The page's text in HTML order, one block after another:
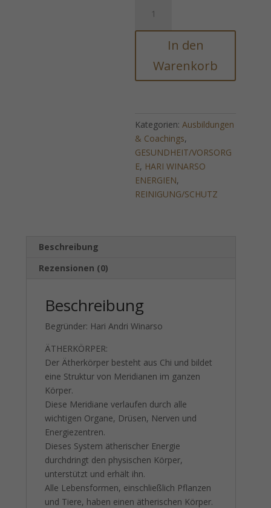
KÖRPERHEILUNG
(Feinstoffliche
In den
Warenkorb
Kategorien:Ausbildungen
& Coachings,
GESUNDHEIT/VORSORG
E, HARI WINARSO
ENERGIEN,
REINIGUNG/SCHUTZ
Beschreibung
Rezensionen (0)
Beschreibung
Begründer: Hari Andri Winarso
ÄTHERKÖRPER:
Der Ätherkörper besteht aus Chi und bildet
eine Struktur von Meridianen im ganzen
Körper.
Diese Meridiane verlaufen durch alle
wichtigen Organe, Drüsen, Nerven und
Energiezentren.
Dieses System ätherischer Energie
durchdringt den physischen Körper,
unterstützt und erhält ihn.
Alle Lebensformen, einschließlich Pflanzen
und Tiere, haben einen ätherischen Körper.